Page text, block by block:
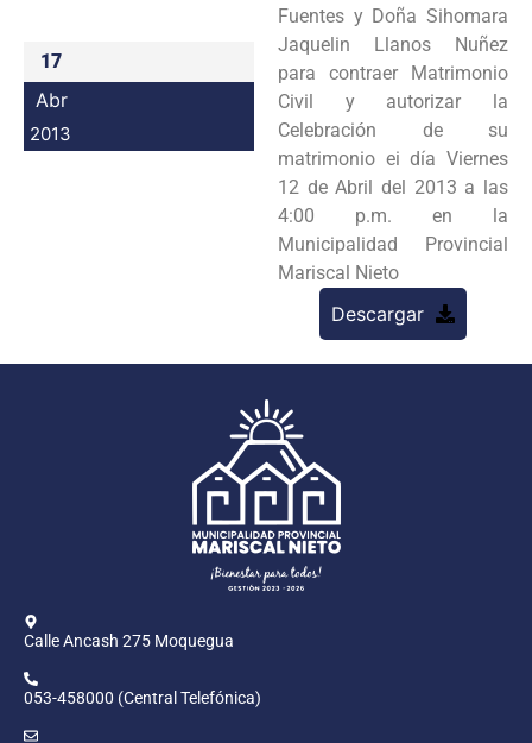
Intranet
17
Abr
2013
Fuentes y Doña Sihomara
Jaquelin Llanos Nuñez
para contraer Matrimonio
Civil y autorizar la
Celebración de su
matrimonio ei día Viernes
12 de Abril del 2013 a las
4:00 p.m. en la
Municipalidad Provincial
Mariscal Nieto
Descargar
Calle Ancash 275 Moquegua
053-458000 (Central Telefónica)